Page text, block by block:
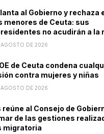
al Gobierno y rechaza
menores de Ceuta: sus
no acudirán a la
DE 2026
de Ceuta condena
contra mujeres y niñas
DE 2026
reúne al Consejo de
de las gestiones
migratoria